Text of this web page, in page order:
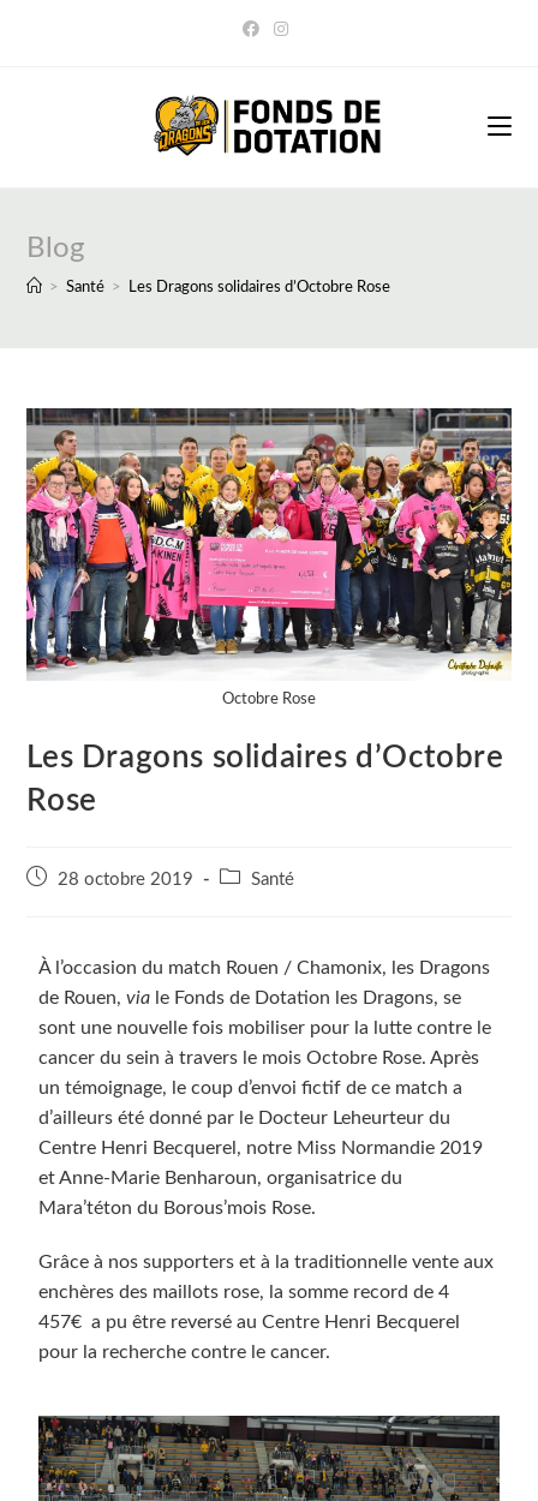
Blog
> Santé > Les Dragons solidaires d’Octobre Rose
Octobre Rose
Les Dragons solidaires d’Octobre
Rose
28 octobre 2019 Santé
À l’occasion du match Rouen / Chamonix, les Dragons
de Rouen,via le Fonds de Dotation les Dragons, se
sont une nouvelle fois mobiliser pour la lutte contre le
cancer du sein à travers le mois Octobre Rose. Après
un témoignage, le coup d’envoi fictif de ce match a
d’ailleurs été donné par le Docteur Leheurteur du
Centre Henri Becquerel, notre Miss Normandie 2019
et Anne-Marie Benharoun, organisatrice du
Mara’téton du Borous’mois Rose.
Grâce à nos supporters et à la traditionnelle vente aux
enchères des maillots rose, la somme record de 4
457€ a pu être reversé au Centre Henri Becquerel
pour la recherche contre le cancer.